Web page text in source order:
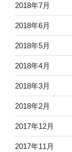
2018年7月
2018年6月
2018年5月
2018年4月
2018年3月
2018年2月
2017年12月
2017年11月